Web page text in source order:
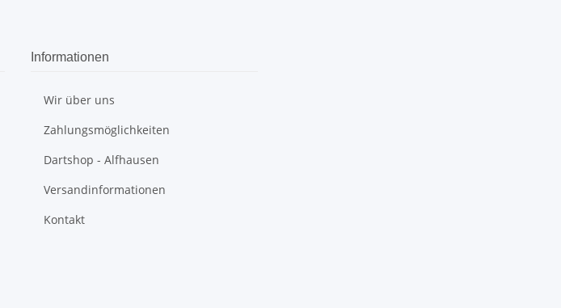
Informationen
Wir über uns
Zahlungsmöglichkeiten
Dartshop - Alfhausen
Versandinformationen
Kontakt